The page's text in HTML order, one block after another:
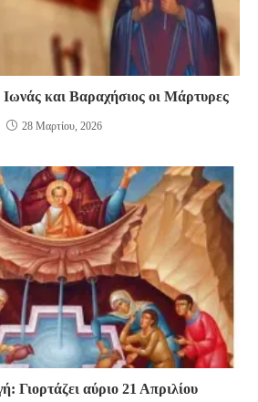
Ιωνάς και Βαραχήσιος οι Μάρτυρες
28 Μαρτίου, 2026
Γιορτάζει αύριο 21 Απριλίου